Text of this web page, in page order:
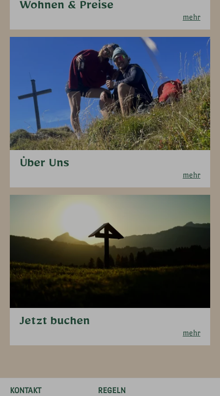
Wohnen & Preise
mehr
Über Uns
mehr
Jetzt buchen
mehr
KONTAKT
REGELN